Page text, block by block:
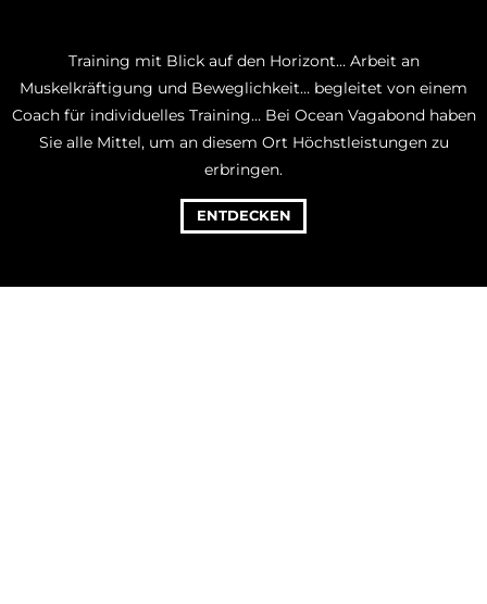
Training mit Blick auf den Horizont… Arbeit an
Muskelkräftigung und Beweglichkeit… begleitet von einem
Coach für individuelles Training… Bei Ocean Vagabond haben
Sie alle Mittel, um an diesem Ort Höchstleistungen zu
erbringen.
ENTDECKEN